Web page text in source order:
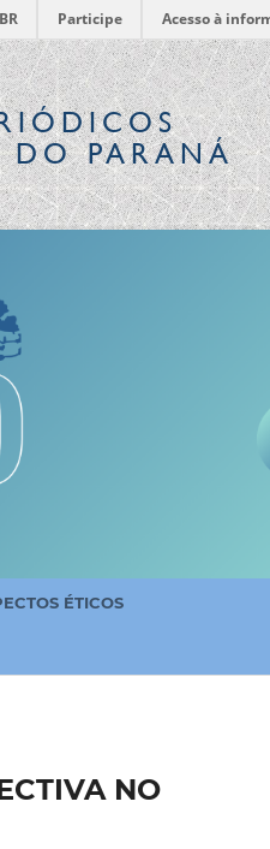
Participe Acesso à
DO PARANÁ
ÉTICOS
NO